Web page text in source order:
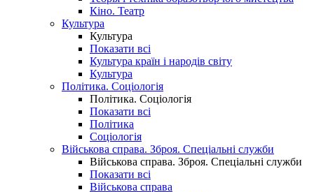
Кіно. Театр
Культура
Культура
Показати всі
Культура країн і народів світу
Культура
Політика. Соціологія
Політика. Соціологія
Показати всі
Політика
Соціологія
Військова справа. Зброя. Спеціальні служби
Військова справа. Зброя. Спеціальні служби
Показати всі
Військова справа